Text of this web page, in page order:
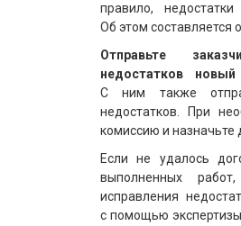
правило,
Об этом составляется
Отправьте
недостатков
С ним также
недостатков. При
комиссию и назначьте
Если не удалось
выполненных
исправления
с помощью